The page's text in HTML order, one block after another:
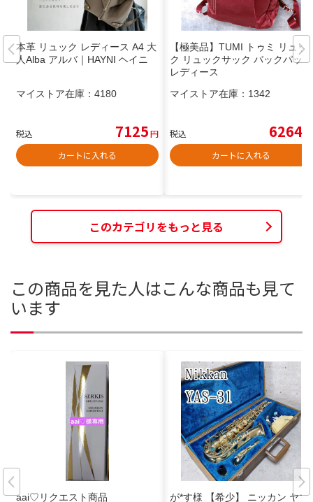
本革 リュック レディース A4 大
人Alba アルバ｜HAYNI ヘイニ
マイストア在庫： 4180
税込 7125円
カートに入れる
【極美品】TUMI トゥミ リュッ
ク リュックサック バックパック
レディース
マイストア在庫： 1342
税込 6264
カートに入れる
このカテゴリをもっと見る
この商品を見た人はこんな商品も見て
います
aai♡リクエスト商品
が*す様 【希少】 ニッカン ヤマ